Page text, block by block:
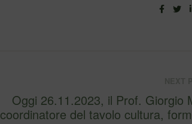
Oggi 26.11.2023, il Prof. Giorgio
coordinatore del tavolo cultura,